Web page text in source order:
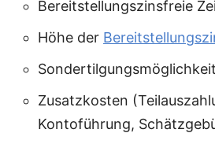
Bereitstellungszinsfreie
Höhe der
Zusatzkosten
Kontoführung,